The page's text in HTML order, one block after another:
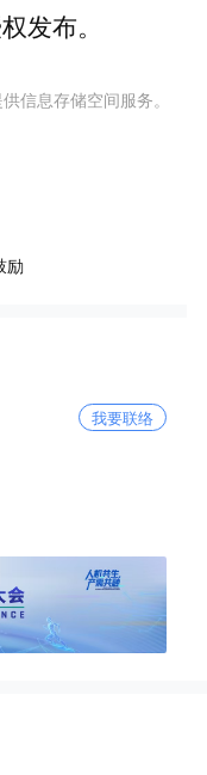
发布。
信息存储空间服务。
励
我要联络